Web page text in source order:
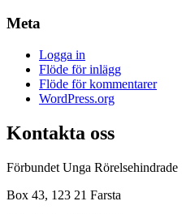
Meta
Logga in
Flöde för inlägg
Flöde för kommentarer
WordPress.org
Kontakta oss
Förbundet Unga Rörelsehindrade
Box 43, 123 21 Farsta